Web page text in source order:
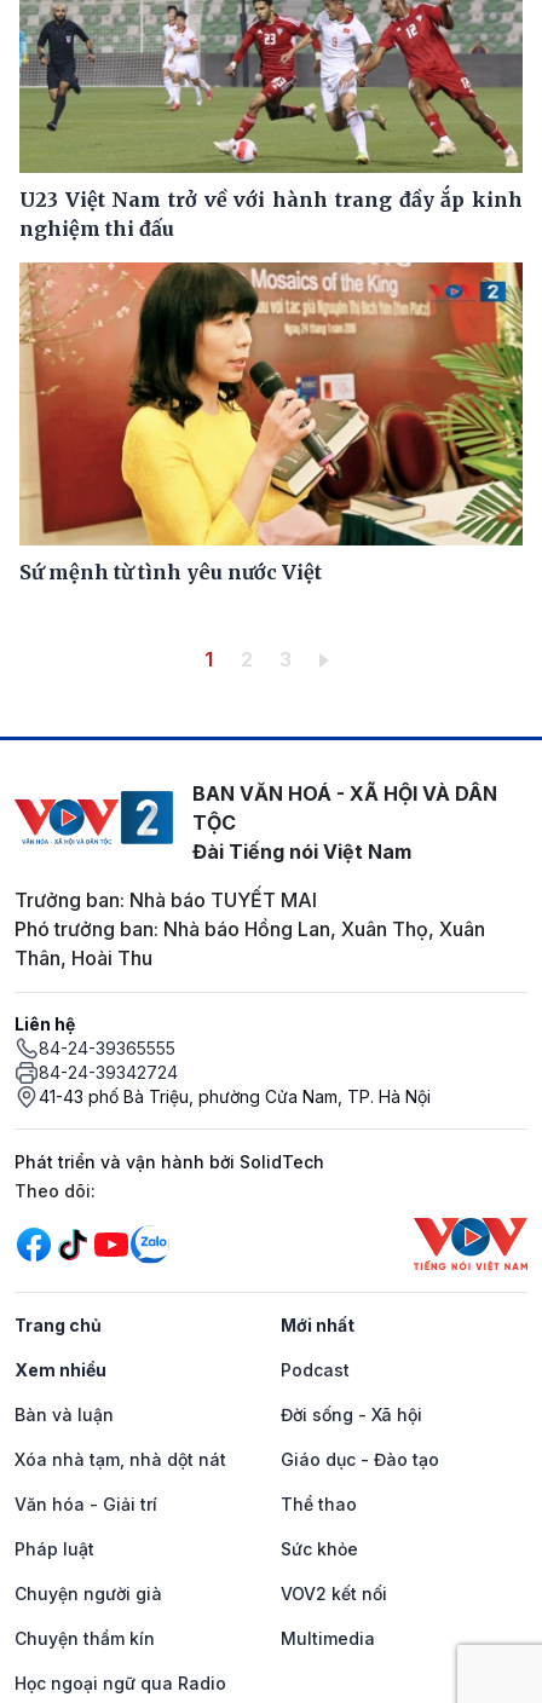
U23 Việt Nam trở về với hành trang đầy ắp kinh
nghiệm thi đấu
Sứ mệnh từ tình yêu nước Việt
Trang hiện thời
1 Trang
2 Trang
3
BAN VĂN HOÁ - XÃ HỘI VÀ DÂN
TỘC
Đài Tiếng nói Việt Nam
Trưởng ban: Nhà báo TUYẾT MAI
Phó trưởng ban: Nhà báo Hồng Lan, Xuân Thọ, Xuân
Thân, Hoài Thu
Liên hệ
84-24-39365555
84-24-39342724
41-43 phố Bà Triệu, phường Cửa Nam, TP. Hà Nội
Phát triển và vận hành bởi SolidTech
Mạng xã hội
Theo dõi:
Trang chủ Mới nhất
Xem nhiều Podcast
Bàn và luận Đời sống - Xã hội
Xóa nhà tạm, nhà dột nát Giáo dục - Đào tạo
Văn hóa - Giải trí Thể thao
Pháp luật Sức khỏe
Chuyện người già VOV2 kết nối
Chuyện thầm kín Multimedia
Học ngoại ngữ qua Radio